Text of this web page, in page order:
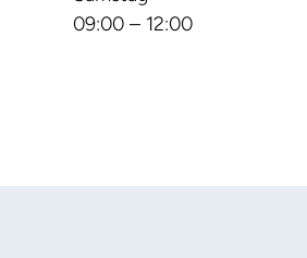
09:00 – 12:00